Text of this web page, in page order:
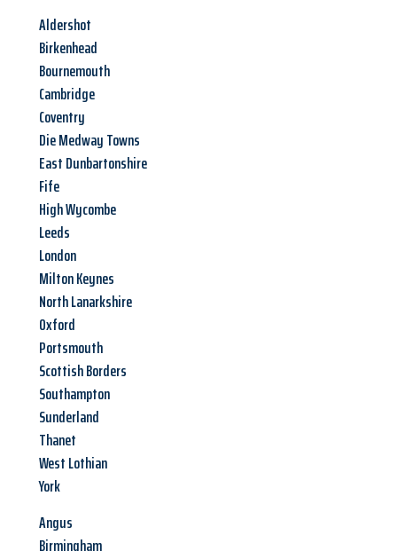
Aldershot
Birkenhead
Bournemouth
Cambridge
Coventry
Die Medway Towns
East Dunbartonshire
Fife
High Wycombe
Leeds
London
Milton Keynes
North Lanarkshire
Oxford
Portsmouth
Scottish Borders
Southampton
Sunderland
Thanet
West Lothian
York
Angus
Birmingham